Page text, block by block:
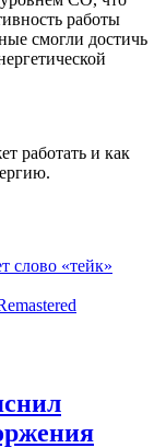
работы
смогли достичь
работать и как
слово «тейк»